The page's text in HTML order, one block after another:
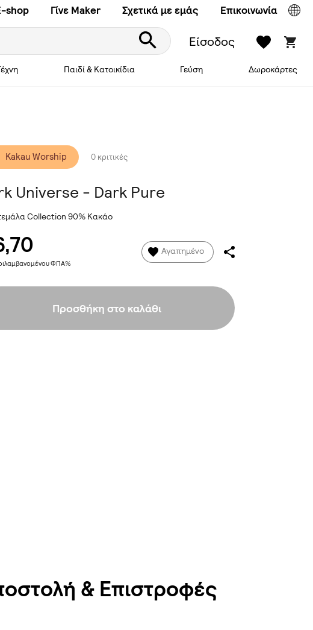
shop Γίνε Maker Σχετικά με εμάς Επικοινωνία
Είσοδος
Παιδί & Κατοικίδια Γεύση Δωροκάρτες
Kakau Worship 0 κριτικές
Universe - Dark Pure
Collection 90% Κακάο
ΦΠΑ%
Αγαπημένο
Προσθήκη στο καλάθι
& Επιστροφές